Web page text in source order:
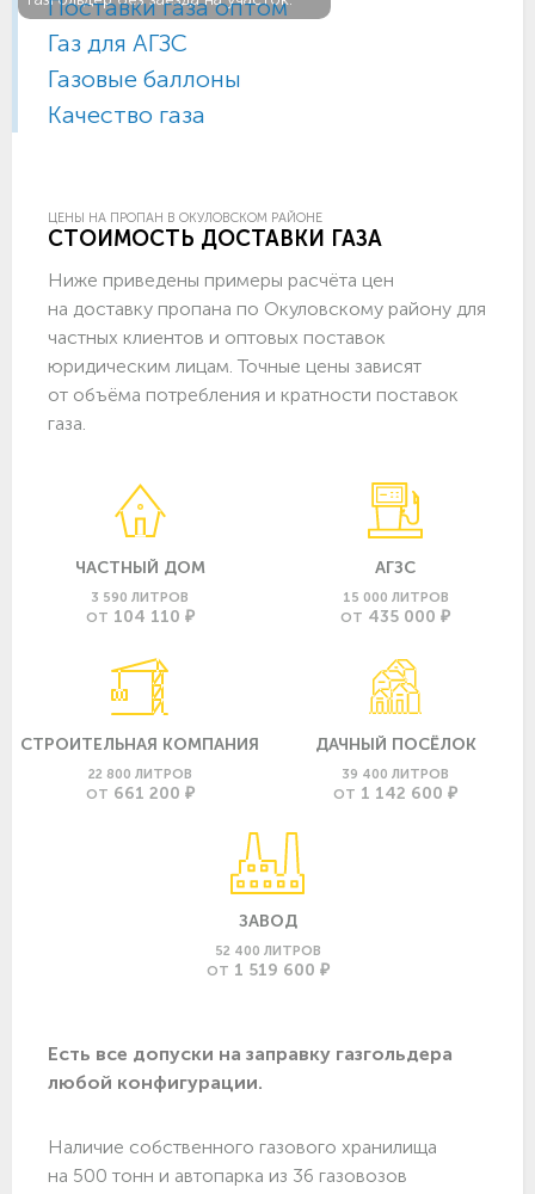
Поставки газа оптом
Газ для АГЗС
Газовые баллоны
Качество газа
ЦЕНЫ НА ПРОПАН В ОКУЛОВСКОМ РАЙОНЕ
СТОИМОСТЬ ДОСТАВКИ ГАЗА
Ниже приведены примеры расчёта цен
на доставку пропана по Окуловскому району для
частных клиентов и оптовых поставок
юридическим лицам. Точные цены зависят
от объёма потребления и кратности поставок
газа.
ЧАСТНЫЙ ДОМ
3 590 ЛИТРОВ
ОТ 104 110 ₽
АГЗС
15 000 ЛИТРОВ
ОТ 435 000 ₽
СТРОИТЕЛЬНАЯ КОМПАНИЯ
22 800 ЛИТРОВ
ОТ 661 200 ₽
ДАЧНЫЙ ПОСЁЛОК
39 400 ЛИТРОВ
ОТ 1 142 600 ₽
ЗАВОД
52 400 ЛИТРОВ
ОТ 1 519 600 ₽
Есть все допуски нa заправку газгольдера
любой конфигурации.
Наличие собственного газового хранилища
на 500 тонн и автопарка из 36 газовозов